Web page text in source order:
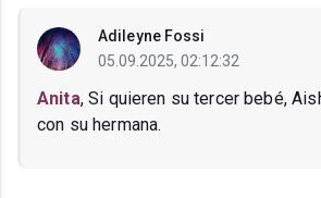
Adileyne Fossi
05.09.2025, 02:12:32
Anita, Si quieren su tercer bebé,
con su hermana.